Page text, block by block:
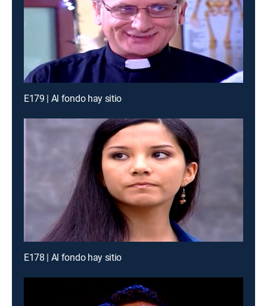
E179 | Al fondo hay sitio
E178 | Al fondo hay sitio